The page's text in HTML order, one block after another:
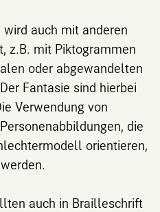
auch mit anderen
z.B. mit Piktogrammen
oder abgewandelten
Fantasie sind hierbei
Verwendung von
die
orientieren,
auch in Brailleschrift